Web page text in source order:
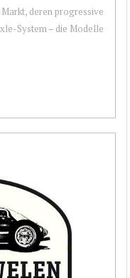
deren progressive
System – die Modelle